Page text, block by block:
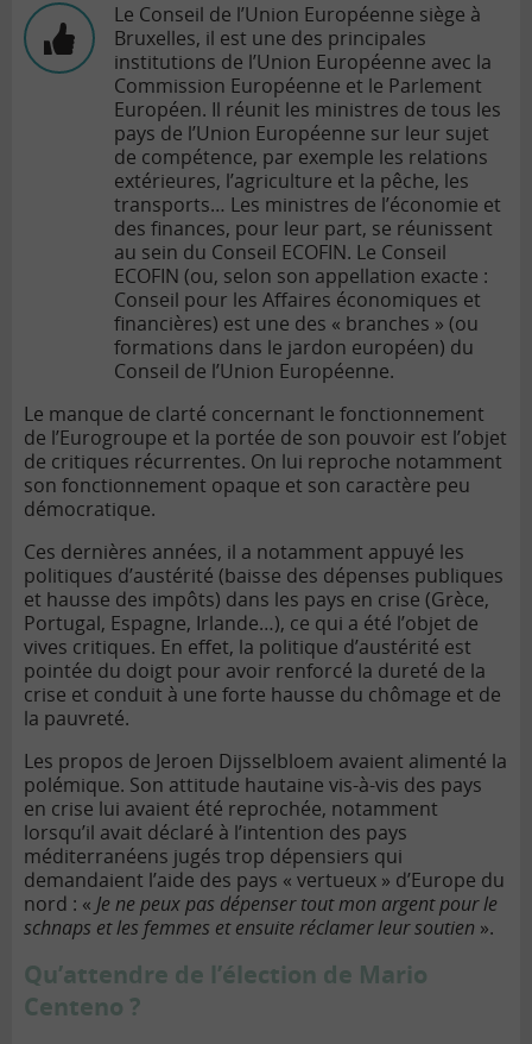
Le Conseil de l’Union Européenne siège à
Bruxelles, il est une des principales
institutions de l’Union Européenne avec la
Commission Européenne et le Parlement
Européen. Il réunit les ministres de tous les
pays de l’Union Européenne sur leur sujet
de compétence, par exemple les relations
extérieures, l’agriculture et la pêche, les
transports… Les ministres de l’économie et
des finances, pour leur part, se réunissent
au sein du Conseil ECOFIN. Le Conseil
ECOFIN (ou, selon son appellation exacte :
Conseil pour les Affaires économiques et
financières) est une des « branches » (ou
formations dans le jardon européen) du
Conseil de l’Union Européenne.
Le manque de clarté concernant le fonctionnement
de l’Eurogroupe et la portée de son pouvoir est l’objet
de critiques récurrentes. On lui reproche notamment
son fonctionnement opaque et son caractère peu
démocratique.
Ces dernières années, il a notamment appuyé les
politiques d’austérité (baisse des dépenses publiques
et hausse des impôts) dans les pays en crise (Grèce,
Portugal, Espagne, Irlande…), ce qui a été l’objet de
vives critiques. En effet, la politique d’austérité est
pointée du doigt pour avoir renforcé la dureté de la
crise et conduit à une forte hausse du chômage et de
la pauvreté.
Les propos de Jeroen Dijsselbloem avaient alimenté la
polémique. Son attitude hautaine vis-à-vis des pays
en crise lui avaient été reprochée, notamment
lorsqu’il avait déclaré à l’intention des pays
méditerranéens jugés trop dépensiers qui
demandaient l’aide des pays « vertueux » d’Europe du
nord : « Je ne peux pas dépenser tout mon argent pour le
schnaps et les femmes et ensuite réclamer leur soutien ».
Qu’attendre de l’élection de Mario
Centeno ?